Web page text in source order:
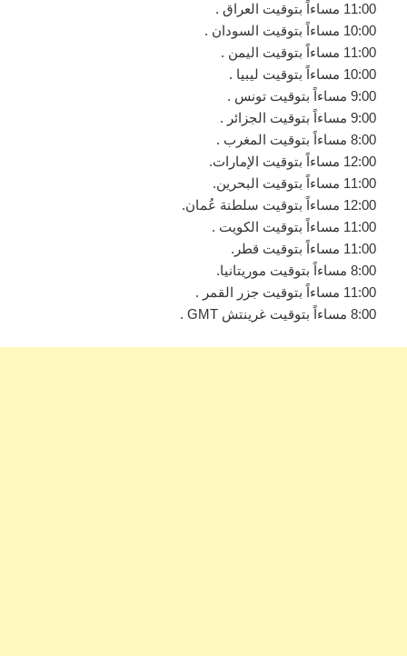
11:00 مساءاً بتوقيت العراق .
10:00 مساءاً بتوقيت السودان .
11:00 مساءاً بتوقيت اليمن .
10:00 مساءاً بتوقيت ليبيا .
9:00 مساءاً بتوقيت تونس .
9:00 مساءاً بتوقيت الجزائر .
8:00 مساءاً بتوقيت المغرب .
12:00 مساءاً بتوقيت الإمارات.
11:00 مساءاً بتوقيت البحرين.
12:00 مساءاً بتوقيت سلطنة عُمان.
11:00 مساءاً بتوقيت الكويت .
11:00 مساءاً بتوقيت قطر.
8:00 مساءاً بتوقيت موريتانيا.
11:00 مساءاً بتوقيت جزر القمر .
8:00 مساءاً بتوقيت غرينتش GMT .